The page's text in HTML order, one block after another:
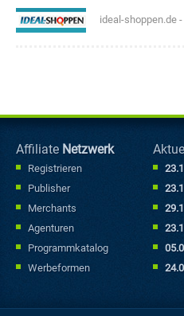
ideal-shoppen.de -
Affiliate Netzwerk
Registrieren
Publisher
Merchants
Agenturen
Programmkatalog
Werbeformen